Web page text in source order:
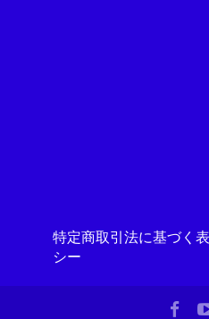
特定商取引法に基づく
シー